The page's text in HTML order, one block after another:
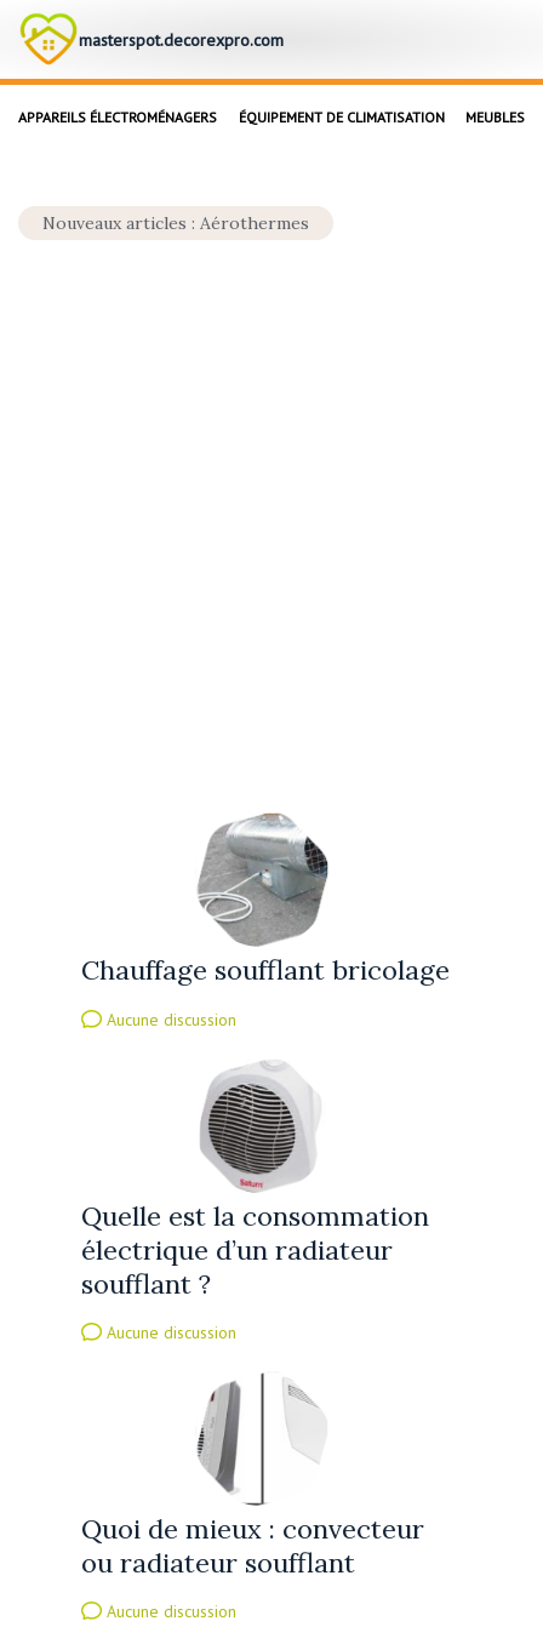
masterspot.decorexpro.com
APPAREILS ÉLECTROMÉNAGERS ÉQUIPEMENT DE CLIMATISATION MEUBLES
Nouveaux articles : Aérothermes
Chauffage soufflant bricolage
Aucune discussion
Quelle est la consommation
électrique d’un radiateur
soufflant ?
Aucune discussion
Quoi de mieux : convecteur
ou radiateur soufflant
Aucune discussion